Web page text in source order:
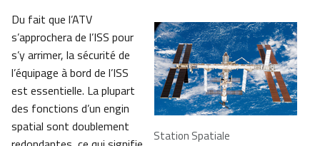
Station Spatiale
Du fait que l’ATV
s’approchera de l’ISS pour
s’y arrimer, la sécurité de
l’équipage à bord de l’ISS
est essentielle. La plupart
des fonctions d’un engin
spatial sont doublement